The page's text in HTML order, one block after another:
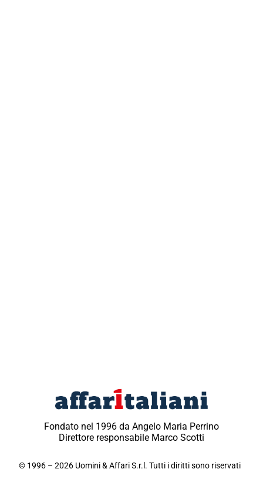
Fondato nel 1996 da Angelo Maria Perrino
Direttore responsabile Marco Scotti
© 1996 – 2026 Uomini & Affari S.r.l. Tutti i diritti sono riservati